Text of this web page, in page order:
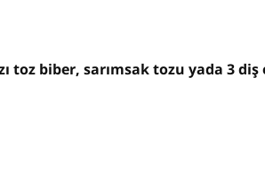
toz biber, sarımsak tozu yada 3 diş